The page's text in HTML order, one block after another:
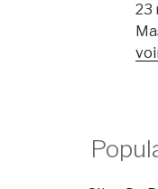
23